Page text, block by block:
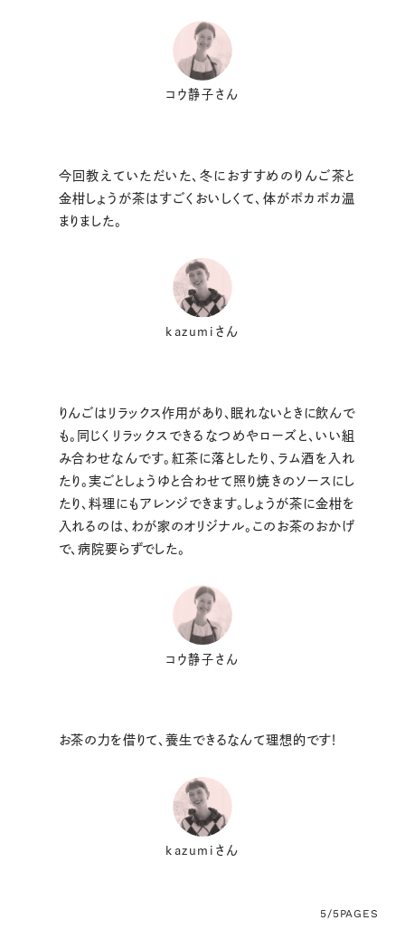
コウ静子さん
今回教えていただいた、冬におすすめのりんご茶と
金柑しょうが茶はすごくおいしくて、体がポカポカ温
まりました。
kazumiさん
りんごはリラックス作用があり、眠れないときに飲んで
も。同じくリラックスできるなつめやローズと、いい組
み合わせなんです。紅茶に落としたり、ラム酒を入れ
たり。実ごとしょうゆと合わせて照り焼きのソースにし
たり、料理にもアレンジできます。しょうが茶に金柑を
入れるのは、わが家のオリジナル。このお茶のおかげ
で、病院要らずでした。
コウ静子さん
お茶の力を借りて、養生できるなんて理想的です！
kazumiさん
5/5PAGES